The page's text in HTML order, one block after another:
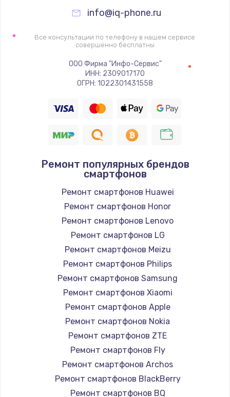
2500 руб.
750 руб.
Заказать
Установка драйверов
725 руб.
Замена вебкамеры
1260 руб.
Заказать
Ремонт петель крышки
990 руб.
Заказать
Настройка Wi-Fi
1030 руб.
Заказать
Замена шим-контроллера
3900 руб.
Заказать
info@iq-phone.ru
Все консультации по телефону в нашем сервисе
совершенно бесплатны
ООО Фирма "Инфо-Сервис"
ИНН: 2309017170
ОГРН: 1022301431558
Ремонт популярных брендов
смартфонов
Ремонт смартфонов Huawei
Ремонт смартфонов Honor
Ремонт смартфонов Lenovo
Ремонт смартфонов LG
Ремонт смартфонов Meizu
Ремонт смартфонов Philips
Ремонт смартфонов Samsung
Ремонт смартфонов Xiaomi
Ремонт смартфонов Apple
Ремонт смартфонов Nokia
Ремонт смартфонов ZTE
Ремонт смартфонов Fly
Ремонт смартфонов Archos
Ремонт смартфонов BlackBerry
Ремонт смартфонов BQ